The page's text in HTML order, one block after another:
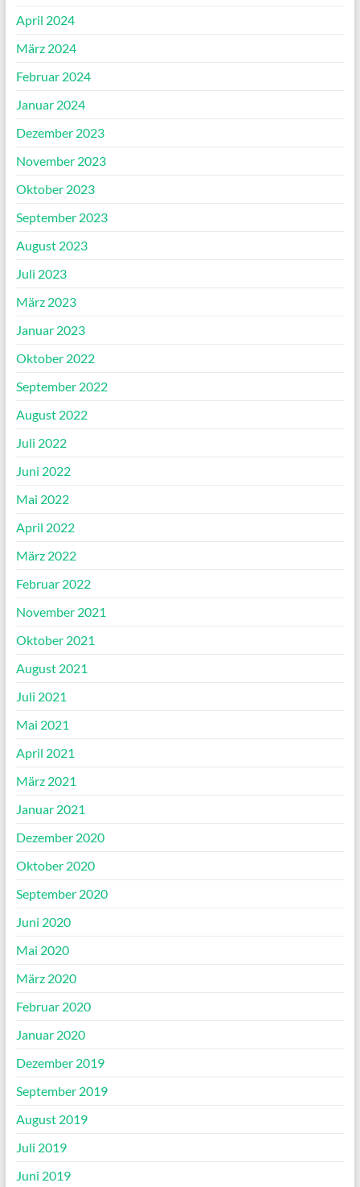
April 2024
März 2024
Februar 2024
Januar 2024
Dezember 2023
November 2023
Oktober 2023
September 2023
August 2023
Juli 2023
März 2023
Januar 2023
Oktober 2022
September 2022
August 2022
Juli 2022
Juni 2022
Mai 2022
April 2022
März 2022
Februar 2022
November 2021
Oktober 2021
August 2021
Juli 2021
Mai 2021
April 2021
März 2021
Januar 2021
Dezember 2020
Oktober 2020
September 2020
Juni 2020
Mai 2020
März 2020
Februar 2020
Januar 2020
Dezember 2019
September 2019
August 2019
Juli 2019
Juni 2019